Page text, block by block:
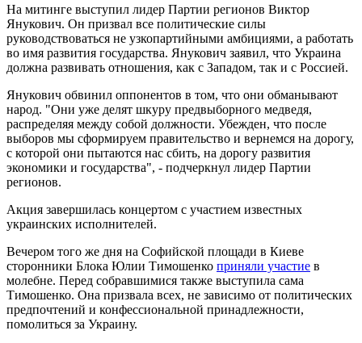
На митинге выступил лидер Партии регионов Виктор
Янукович. Он призвал все политические силы
руководствоваться не узкопартийными амбициями, а работать
во имя развития государства. Янукович заявил, что Украина
должна развивать отношения, как с Западом, так и с Россией.
Янукович обвинил оппонентов в том, что они обманывают
народ. "Они уже делят шкуру предвыборного медведя,
распределяя между собой должности. Убежден, что после
выборов мы сформируем правительство и вернемся на дорогу,
с которой они пытаются нас сбить, на дорогу развития
экономики и государства", - подчеркнул лидер Партии
регионов.
Акция завершилась концертом с участием известных
украинских исполнителей.
Вечером того же дня на Софийской площади в Киеве
сторонники Блока Юлии Тимошенко приняли участие в
молебне. Перед собравшимися также выступила сама
Тимошенко. Она призвала всех, не зависимо от политических
предпочтений и конфессиональной принадлежности,
помолиться за Украину.